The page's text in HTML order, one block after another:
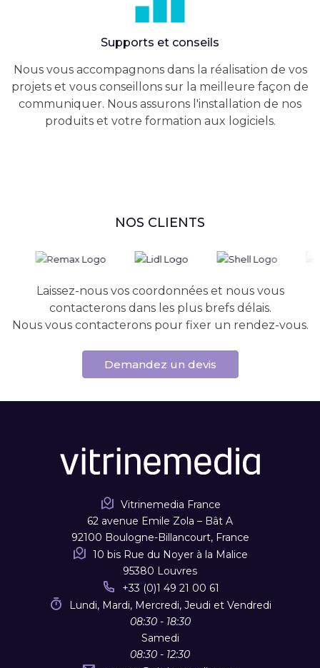
Supports et conseils
Nous vous accompagnons dans la réalisation de vos
projets et vous conseillons sur la meilleure façon de
communiquer. Nous assurons l'installation de nos
produits et votre formation aux logiciels.
NOS CLIENTS
Laissez-nous vos coordonnées et nous vous
contacterons dans les plus brefs délais.
Nous vous contacterons pour fixer un rendez-vous.
Demandez un devis
Vitrinemedia France
62 avenue Emile Zola – Bât A
92100 Boulogne-Billancourt, France
10 bis Rue du Noyer à la Malice
95380 Louvres
+33 (0)1 49 21 00 61
Lundi, Mardi, Mercredi, Jeudi et Vendredi
08:30 - 18:30
Samedi
08:30 - 12:30